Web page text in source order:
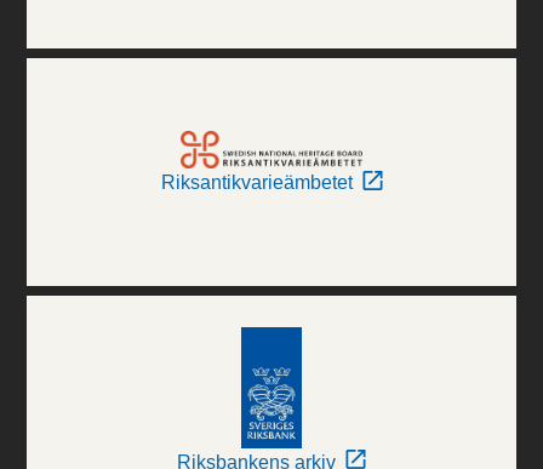
Riksantikvarieämbetet
Riksbankens arkiv